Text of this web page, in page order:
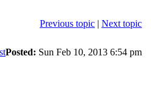
Previous topic | Next topic
Posted: Sun Feb 10, 2013 6:54 pm